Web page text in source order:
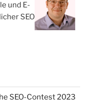
und E-
SEO
SEO-Contest 2023